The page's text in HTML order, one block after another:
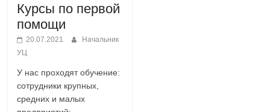
Курсы по первой
помощи
20.07.2021
Начальник
УЦ
У нас проходят обучение:
сотрудники крупных,
средних и малых